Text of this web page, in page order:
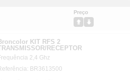
Preço
KIT RFS 2
RECEPTOR
2,4 Ghz
BR3613500